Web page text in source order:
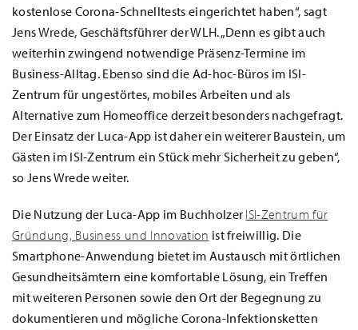
kostenlose Corona-Schnelltests eingerichtet haben“, sagt
Jens Wrede, Geschäftsführer der WLH. „Denn es gibt auch
weiterhin zwingend notwendige Präsenz-Termine im
Business-Alltag. Ebenso sind die Ad-hoc-Büros im ISI-
Zentrum für ungestörtes, mobiles Arbeiten und als
Alternative zum Homeoffice derzeit besonders nachgefragt.
Der Einsatz der Luca-App ist daher ein weiterer Baustein, um
Gästen im ISI-Zentrum ein Stück mehr Sicherheit zu geben“,
so Jens Wrede weiter.
Die Nutzung der Luca-App im Buchholzer ISI-Zentrum für
Gründung, Business und Innovation ist freiwillig. Die
Smartphone-Anwendung bietet im Austausch mit örtlichen
Gesundheitsämtern eine komfortable Lösung, ein Treffen
mit weiteren Personen sowie den Ort der Begegnung zu
dokumentieren und mögliche Corona-Infektionsketten